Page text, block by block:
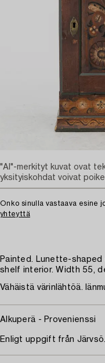
Onko sinulla vastaava esine
yhteyttä
Painted. Lunette-
shelf interior. Width 55,
Vähäistä värinlähtöä.
Alkuperä - Provenienssi
Enligt uppgift från Järvsö.
"AI"-merkityt kuvat ovat
yksityiskohdat voivat